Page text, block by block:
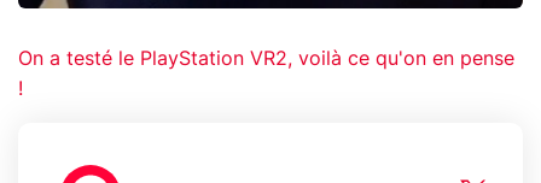
On a testé le PlayStation VR2, voilà ce qu'on en pense
!